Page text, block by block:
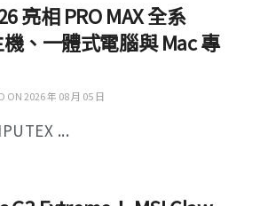
亮相 PRO MAX 全系
、一體式電腦與 Mac 專
ON 2026 年 08 月 05 日
...